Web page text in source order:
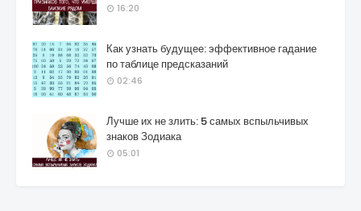
16:20
Как узнать будущее: эффективное гадание
по таблице предсказаний
02:46
Лучше их не злить: 5 самых вспыльчивых
знаков Зодиака
05:01